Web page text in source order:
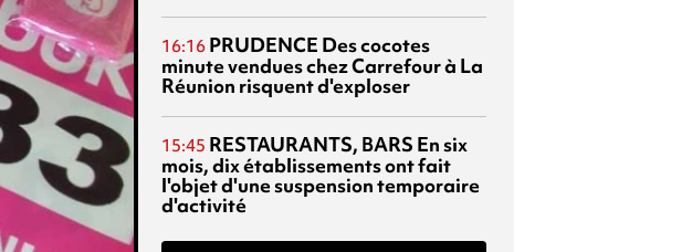
16:16 PRUDENCE Des cocotes
minute vendues chez Carrefour à La
Réunion risquent d'exploser
15:45 RESTAURANTS, BARS En six
mois, dix établissements ont fait
l'objet d'une suspension temporaire
d'activité